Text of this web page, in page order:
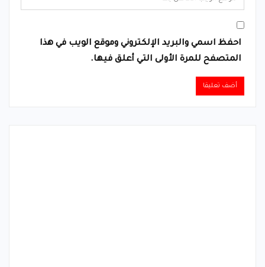
احفظ اسمي والبريد الإلكتروني وموقع الويب في هذا
المتصفح للمرة الأولى التي أعلق فيها.